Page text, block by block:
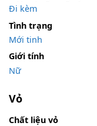
Đi kèm
Tình trạng
Mới tinh
Giới tính
Nữ
Vỏ
Chất liệu vỏ